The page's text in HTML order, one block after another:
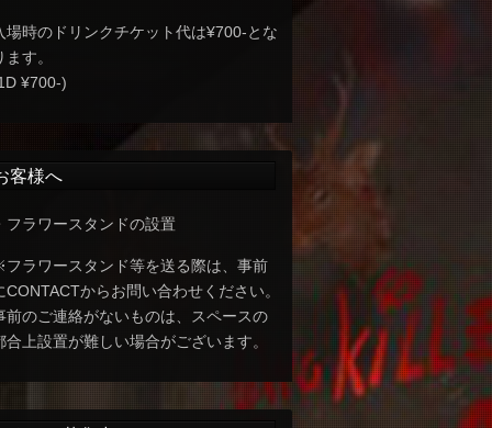
場時のドリンクチケット代は¥700-とな
ます。
¥700-)
客様へ
フラワースタンドの設置
ラワースタンド等を送る際は、事前
CONTACTからお問い合わせください。
前のご連絡がないものは、スペースの
合上設置が難しい場合がございます。